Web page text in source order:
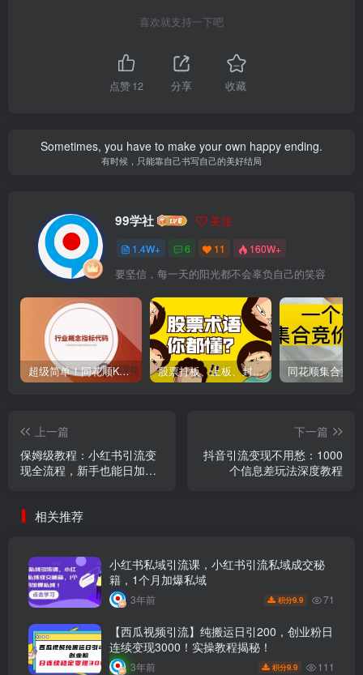
喜欢就支持一下吧
点赞12 分享 收藏
Sometimes, you have to make your own happy ending.
有时候，只能靠自己书写自己的美好结局
99学社 关注
1.4W+ 6 11 160W+
要坚信，每一天的阳光都不会辜负自己的笑容
超级简单！同花顺K线界面显示行业概念指标代码图解 股票打板、上板、封板、翘板、炸板是什么意思？炒股你必须懂的暗语！
上一篇
保姆级教程：小红书引流变
现全流程，新手也能日加
下一篇
抖音引流变现不用愁：1000
个信息差玩法深度教程
相关推荐
小红书私域引流课，小红书引流私域成交秘
籍，1个月加爆私域
3年前 积分9.9 71
【西瓜视频引流】纯搬运日引200，创业粉日
连续变现3000！实操教程揭秘！
3年前 积分9.9 111